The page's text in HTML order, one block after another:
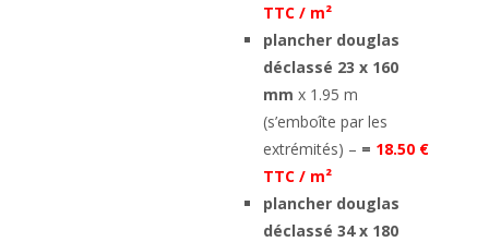
TTC / m²
plancher douglas
déclassé 23 x 160
mm x 1.95 m
(s’emboîte par les
extrémités) – = 18.50 €
TTC / m²
plancher douglas
déclassé 34 x 180